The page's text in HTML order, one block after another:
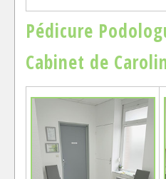
Pédicure
Cabinet de